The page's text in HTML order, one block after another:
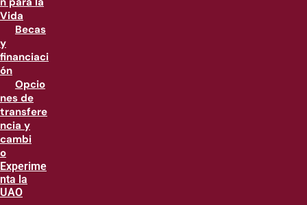
Vida
Becas
y
financiaci
ón
Opcio
nes de
transfere
ncia y
cambi
o
Experime
nta la
UAO